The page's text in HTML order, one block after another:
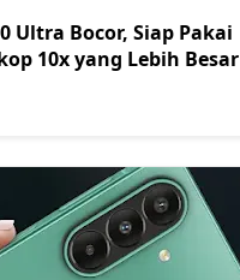
Ultra Bocor, Siap Pakai
10x yang Lebih Besar